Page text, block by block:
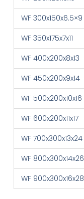
WF 300x150x6.5×9
WF 350x175x7x11
WF 400x200x8x13
WF 450x200x9x14
WF 500x200x10x16
WF 600x200x11x17
WF 700x300x13x24
WF 800x300x14x26
WF 900x300x16x28